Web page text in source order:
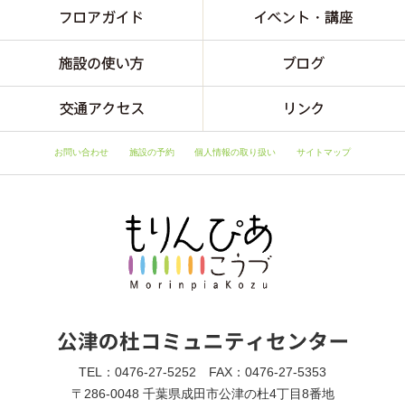
お問い合わせ 施設の予約 個人情報の取り扱い サイトマップ
TEL：0476-27-5252 FAX：0476-27-5353
〒286-0048 千葉県成田市公津の杜4丁目8番地